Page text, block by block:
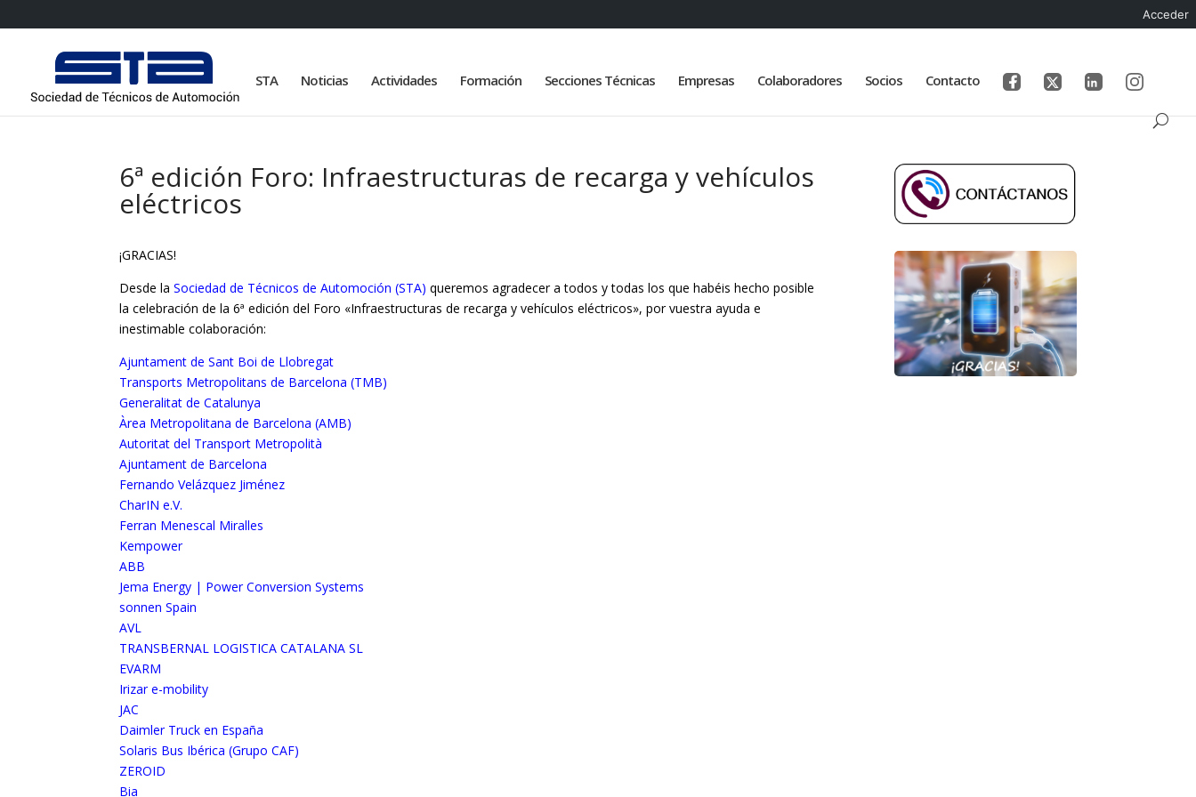
STA Noticias Actividades Formación Secciones Técnicas Empresas Colaboradores Socios Contacto
6ª edición Foro: Infraestructuras de recarga y vehículos
eléctricos
¡GRACIAS!
Desde la Sociedad de Técnicos de Automoción (STA) queremos agradecer a todos y todas los que habéis hecho posible
la celebración de la 6ª edición del Foro «Infraestructuras de recarga y vehículos eléctricos», por vuestra ayuda e
inestimable colaboración:
Ajuntament de Sant Boi de Llobregat
Transports Metropolitans de Barcelona (TMB)
Generalitat de Catalunya
Àrea Metropolitana de Barcelona (AMB)
Autoritat del Transport Metropolità
Ajuntament de Barcelona
Fernando Velázquez Jiménez
CharIN e.V.
Ferran Menescal Miralles
Kempower
ABB
Jema Energy | Power Conversion Systems
sonnen Spain
AVL
TRANSBERNAL LOGISTICA CATALANA SL
EVARM
Irizar e-mobility
JAC
Daimler Truck en España
Solaris Bus Ibérica (Grupo CAF)
ZEROID
Bia
Acceder